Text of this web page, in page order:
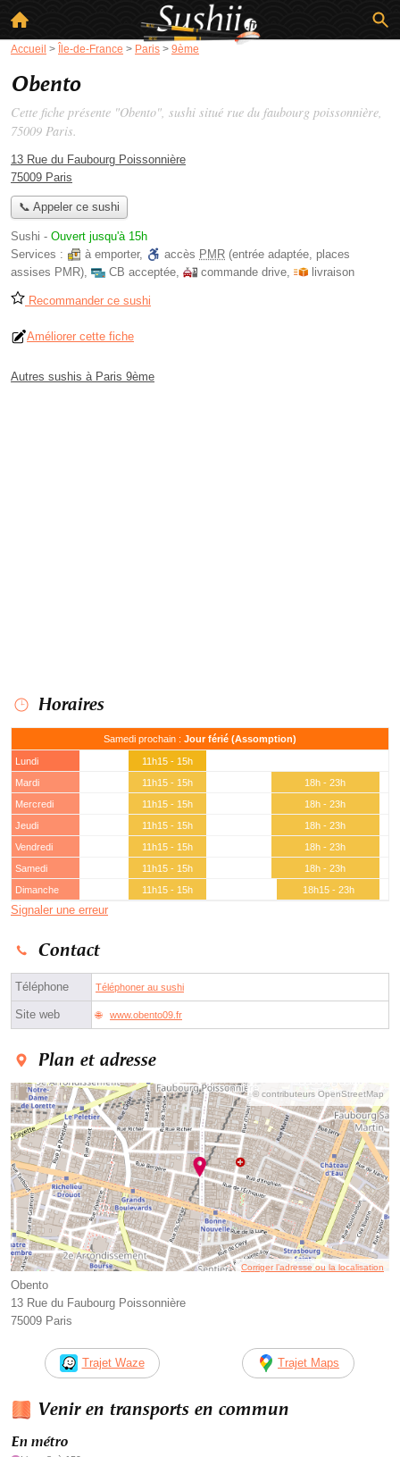
Accueil > Île-de-France > Paris > 9ème
Obento
Cette fiche présente "Obento", sushi situé rue du faubourg poissonnière,
75009 Paris.
13 Rue du Faubourg Poissonnière
75009 Paris
📞 Appeler ce sushi
Sushi - Ouvert jusqu'à 15h
Services :
à emporter, accès PMR (entrée adaptée, places
assises PMR), CB acceptée, commande drive, livraison
Recommander ce sushi
Améliorer cette fiche
Autres sushis à Paris 9ème
Horaires
Samedi prochain : Jour férié (Assomption)
Lundi
11h15 - 15h
Mardi
11h15 - 15h
18h - 23h
Mercredi
11h15 - 15h
18h - 23h
Jeudi
11h15 - 15h
18h - 23h
Vendredi
11h15 - 15h
18h - 23h
Samedi
11h15 - 15h
18h - 23h
Dimanche
11h15 - 15h 18h15 - 23h
Signaler une erreur
Contact
Téléphone Téléphoner au sushi
Site web www.obento09.fr
Plan et adresse
© contributeurs OpenStreetMap
Corriger l’adresse ou la localisation
Obento
13 Rue du Faubourg Poissonnière
75009 Paris
Trajet Waze Trajet Maps
Venir en transports en commun
En métro